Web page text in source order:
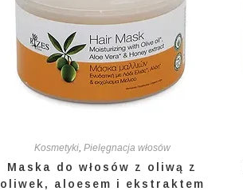
Kosmetyki, Pielęgnacja włosów
Maska do włosów z oliwą z
oliwek, aloesem i ekstraktem